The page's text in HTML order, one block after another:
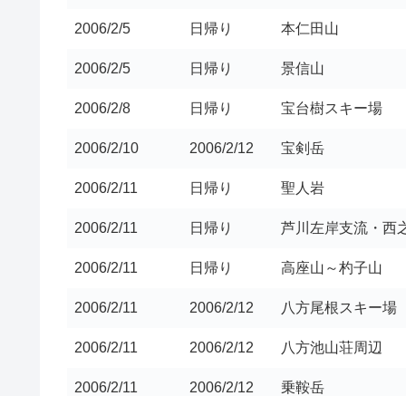
2006/2/5 日帰り 本仁田山
2006/2/5 日帰り 景信山
2006/2/8 日帰り 宝台樹スキー場
2006/2/10 2006/2/12 宝剣岳
2006/2/11 日帰り 聖人岩
2006/2/11 日帰り 芦川左岸支流・西
2006/2/11 日帰り 高座山～杓子山
2006/2/11 2006/2/12 八方尾根スキー場
2006/2/11 2006/2/12 八方池山荘周辺
2006/2/11 2006/2/12 乗鞍岳